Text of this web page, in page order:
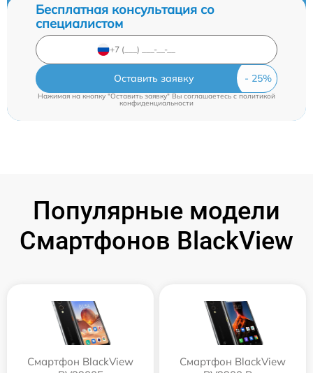
Бесплатная консультация со
специалистом
Оставить заявку
Нажимая на кнопку "Оставить заявку" Вы соглашаетесь cполитикой
конфиденциальности
Популярные модели
Смартфонов BlackView
Смартфон BlackView
Смартфон BlackView